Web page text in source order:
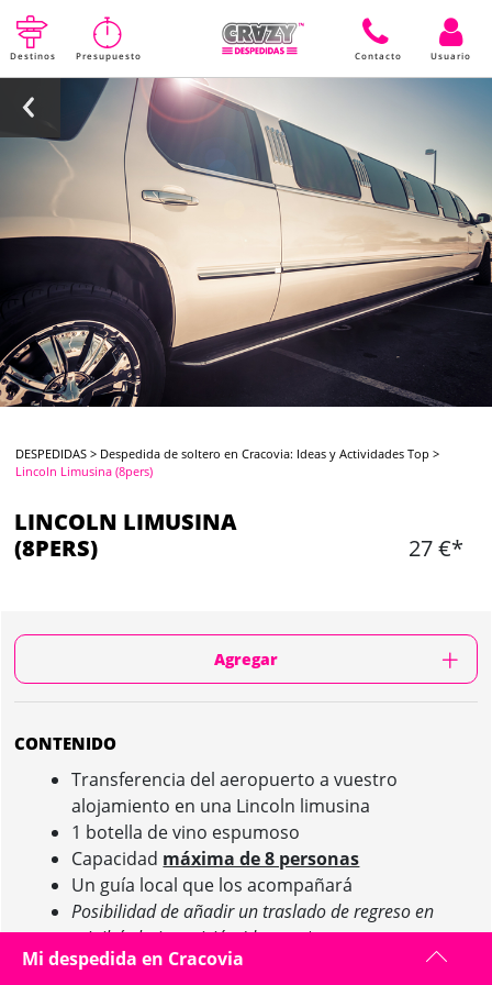
Destinos Presupuesto Contacto Usuario
DESPEDIDAS > Despedida de soltero en Cracovia: Ideas y Actividades Top >
Lincoln Limusina (8pers)
LINCOLN LIMUSINA
(8PERS)
27 €*
Agregar
CONTENIDO
Transferencia del aeropuerto a vuestro
alojamiento en una Lincoln limusina
1 botella de vino espumoso
Capacidad máxima de 8 personas
Un guía local que los acompañará
Posibilidad de añadir un traslado de regreso en
minibús bajo petición (de pago)
Mi despedida en Cracovia